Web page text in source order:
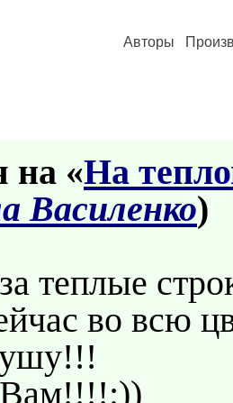
Авторы
на «На
Василенко)
теплые
во всю